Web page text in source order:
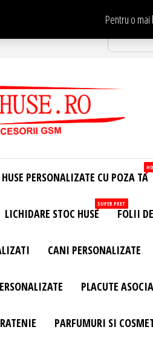
Pentru o
HUSE PERSONALIZATE CU POZA TA
LICHIDARE STOC HUSE
SUPER PRET
FOLII
CANI PERSONALIZATE
PLACUTE
PARFUMURI SI